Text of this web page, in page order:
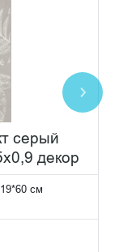
серый
декор
см